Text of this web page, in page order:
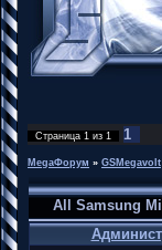
Страница 1 из 1 1
MegaФорум » GSMegavolt
All Samsung